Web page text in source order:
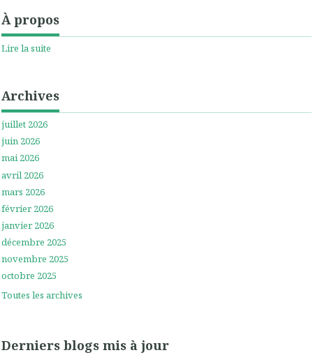
À propos
Lire la suite
Archives
juillet 2026
juin 2026
mai 2026
avril 2026
mars 2026
février 2026
janvier 2026
décembre 2025
novembre 2025
octobre 2025
Toutes les archives
Derniers blogs mis à jour